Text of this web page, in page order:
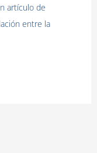
artículo de
entre la